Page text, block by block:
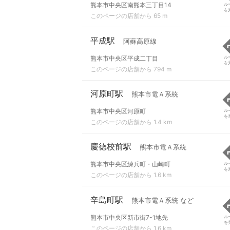
熊本市中央区南熊本三丁目14
このページの店舗から 65 m
ル
を
平成駅 阿蘇高原線
熊本市中央区平成二丁目
このページの店舗から 794 m
ル
を
河原町駅 熊本市電Ａ系統
熊本市中央区河原町
このページの店舗から 1.4 km
ル
を
慶徳校前駅 熊本市電Ａ系統
熊本市中央区練兵町・山崎町
このページの店舗から 1.6 km
ル
を
辛島町駅 熊本市電Ａ系統 など
熊本市中央区新市街7-1地先
このページの店舗から 1.6 km
ル
を